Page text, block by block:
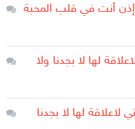
أنت في قلب المحبة
لها لا بجدنا ولا
لاعلاقة لها لا بجدنا